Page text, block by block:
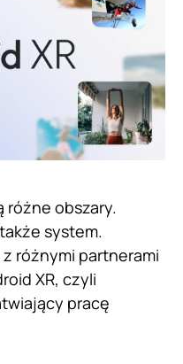
różne obszary.
system.
różnymi partnerami
XR, czyli
pracę